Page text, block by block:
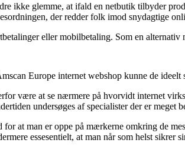
ikke glemme, at ifald en netbutik tilbyder
der redder folk imod snydagtige
eller mobilbetaling. Som en
Europe internet webshop kunne de
være at se nærmere på hvorvidt internet
undersøges af specialister der er
at man er oppe på mærkerne omkring de
essesentielt, at man når som helst